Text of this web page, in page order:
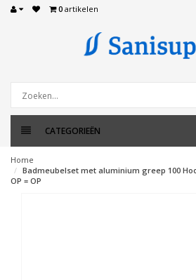
0 artikelen
CATEGORIEËN
Home
Badmeubelset met aluminium greep 100
OP = OP